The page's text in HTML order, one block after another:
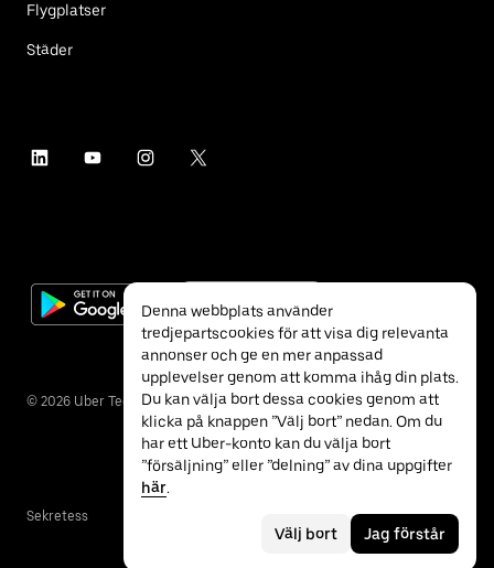
Flygplatser
Städer
© 2026 Uber Technologies Inc.
Sekretess
Denna webbplats använder
tredjepartscookies för att visa dig relevanta
annonser och ge en mer anpassad
upplevelser genom att komma ihåg din plats.
Du kan välja bort dessa cookies genom att
klicka på knappen ”Välj bort” nedan. Om du
har ett Uber-konto kan du välja bort
”försäljning” eller ”delning” av dina uppgifter
här.
Välj bort Jag förstår